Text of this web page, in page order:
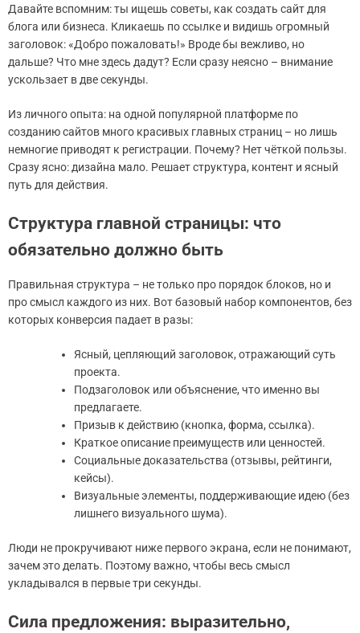
Давайте вспомним: ты ищешь советы, как создать сайт для
блога или бизнеса. Кликаешь по ссылке и видишь огромный
заголовок: «Добро пожаловать!» Вроде бы вежливо, но
дальше? Что мне здесь дадут? Если сразу неясно – внимание
ускользает в две секунды.
Из личного опыта: на одной популярной платформе по
созданию сайтов много красивых главных страниц – но лишь
немногие приводят к регистрации. Почему? Нет чёткой пользы.
Сразу ясно: дизайна мало. Решает структура, контент и ясный
путь для действия.
Структура главной страницы: что
обязательно должно быть
Правильная структура – не только про порядок блоков, но и
про смысл каждого из них. Вот базовый набор компонентов, без
которых конверсия падает в разы:
Ясный, цепляющий заголовок, отражающий суть
проекта.
Подзаголовок или объяснение, что именно вы
предлагаете.
Призыв к действию (кнопка, форма, ссылка).
Краткое описание преимуществ или ценностей.
Социальные доказательства (отзывы, рейтинги,
кейсы).
Визуальные элементы, поддерживающие идею (без
лишнего визуального шума).
Люди не прокручивают ниже первого экрана, если не понимают,
зачем это делать. Поэтому важно, чтобы весь смысл
укладывался в первые три секунды.
Сила предложения: выразительно,